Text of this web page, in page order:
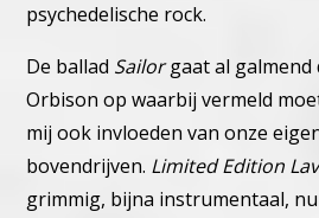
psychedelische rock.
De ballad Sailorgaat al galmend
Orbison op waarbij vermeld
mij ook invloeden van onze
bovendrijven. Limited Edition
grimmig, bijna instrumentaal,